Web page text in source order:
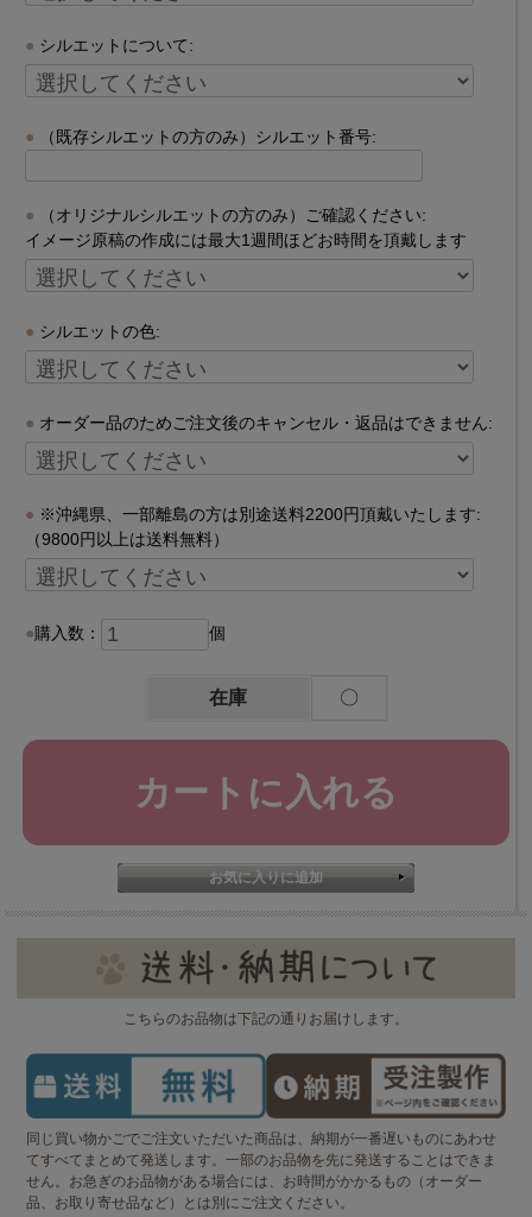
シルエットについて:
（既存シルエットの方のみ）シルエット番号:
（オリジナルシルエットの方のみ）ご確認ください:
イメージ原稿の作成には最大1週間ほどお時間を頂戴します
シルエットの色:
オーダー品のためご注文後のキャンセル・返品はできません:
※沖縄県、一部離島の方は別途送料2200円頂戴いたします:
（9800円以上は送料無料）
購入数： 個
在庫 〇
こちらのお品物は下記の通りお届けします。
同じ買い物かごでご注文いただいた商品は、納期が一番遅いものにあわせ
てすべてまとめて発送します。一部のお品物を先に発送することはできま
せん。お急ぎのお品物がある場合には、お時間がかかるもの（オーダー
品、お取り寄せ品など）とは別にご注文ください。